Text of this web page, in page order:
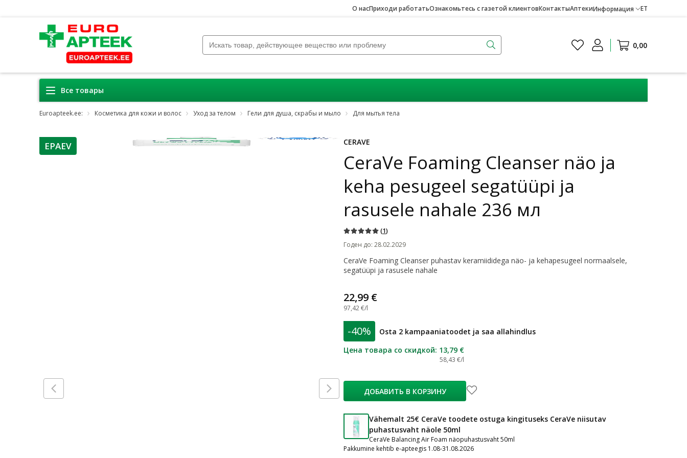
О насПриходи работатьОзнакомьтесь с газетой клиентовКонтактыАптекиИнформация ET
0,00
Все товары
Euroapteek.ee: Косметика для кожи и волос Уход за телом Гели для душа, скрабы и мыло Для мытья тела
nõuanne
EPAEV CERAVE
CeraVe Foaming Cleanser näo ja
keha pesugeel segatüüpi ja
rasusele nahale 236 мл
(1)
Годен до: 28.02.2029
CeraVe Foaming Cleanser puhastav keramiididega näo- ja kehapesugeel normaalsele,
segatüüpi ja rasusele nahale
22,99 €
97,42 €/l
-40%
Osta 2 kampaaniatoodet ja saa allahindlus
Цена товара со скидкой: 13,79 €
58,43 €/l
ДОБАВИТЬ В КОРЗИНУ
Vähemalt 25€ CeraVe toodete ostuga kingituseks CeraVe niisutav
puhastusvaht näole 50ml
CeraVe Balancing Air Foam näopuhastusvaht 50ml
Pakkumine kehtib e-apteegis 1.08-31.08.2026